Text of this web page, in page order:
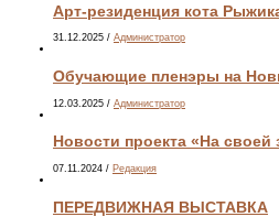
Арт-резиденция кота
31.12.2025 / Администратор
Обучающие пленэры на
12.03.2025 / Администратор
Новости проекта «На своей
07.11.2024 / Редакция
ПЕРЕДВИЖНАЯ ВЫСТАВКА